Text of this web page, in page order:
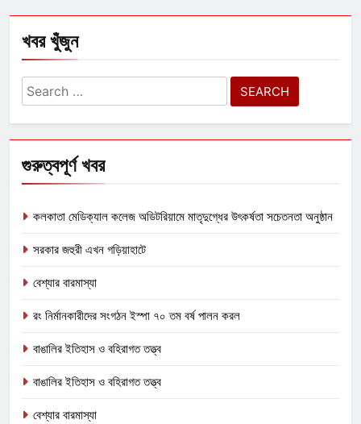
খবর খুঁজুন
Search
for:
গুরুত্বপূর্ণ খবর
কলকাতা মেডিক্যাল কলেজ অডিটরিয়ামে মাতৃদুগ্ধের উৎকর্ষতা সচেতনতা অনুষ্ঠান
সরকার জহুরী এখন গড়িয়াহাটে
বেশ্যার বারমাস্যা
রং নির্মানকারীদের সংগঠন ইস্পা ৭০ তম বর্ষ পালন করল
বাঙালির ইতিহাস ও বহিরাগত তত্ত্ব
বাঙালির ইতিহাস ও বহিরাগত তত্ত্ব
বেশ্যার বারমাস্যা